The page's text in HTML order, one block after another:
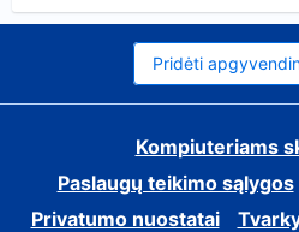
Pridėti
Kompiuteriams
Paslaugų teikimo sąlygos
Privatumo nuostatai